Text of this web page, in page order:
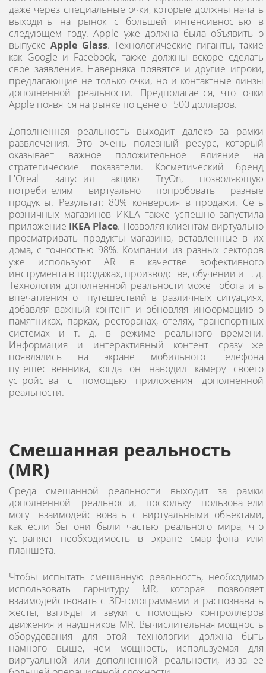
даже через специальные очки, которые должны начать
выходить на рынок с большей интенсивностью в
следующем году. Apple уже должна была объявить о
выпуске Apple Glass. Технологические гиганты, такие
как Google и Facebook, также должны вскоре сделать
свое заявления. Наверняка появятся и другие игроки,
предлагающие не только очки, но и контактные линзы
дополненной реальности. Предполагается, что очки
Apple появятся на рынке по цене от 500 долларов.
Дополненная реальность выходит далеко за рамки
развлечения. Это очень полезный ресурс, который
оказывает важное положительное влияние на
стратегические показатели. Косметический бренд
L'Oreal запустил акцию TryOn, позволяющую
потребителям виртуально попробовать разные
продукты. Результат: 80% конверсия в продажи. Сеть
розничных магазинов ИКЕА также успешно запустила
приложение IKEA Place. Позволяя клиентам виртуально
просматривать продукты магазина, вставленные в их
дома, с точностью 98%. Компании из разных секторов
уже используют AR в качестве эффективного
инструмента в продажах, производстве, обучении и т. д.
Технология дополненной реальности может обогатить
впечатления от путешествий в различных ситуациях,
добавляя важный контент и обновляя информацию о
памятниках, парках, ресторанах, отелях, транспортных
системах и т. д. в режиме реального времени.
Информация и интерактивный контент сразу же
появлялись на экране мобильного телефона
путешественника, когда он наводил камеру своего
устройства с помощью приложения дополненной
реальности.
Смешанная реальность
(MR)
Среда смешанной реальности выходит за рамки
дополненной реальности, поскольку пользователи
могут взаимодействовать с виртуальными объектами,
как если бы они были частью реального мира, что
устраняет необходимость в экране смартфона или
планшета.
Чтобы испытать смешанную реальность, необходимо
использовать гарнитуру MR, которая позволяет
взаимодействовать с 3D-голограммами и распознавать
жесты, взгляды и звуки с помощью контроллеров
движения и наушников MR. Вычислительная мощность
оборудования для этой технологии должна быть
намного выше, чем мощность, используемая для
виртуальной или дополненной реальности, из-за ее